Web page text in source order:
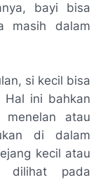
bayi bisa
masih dalam
si kecil bisa
Hal ini bahkan
menelan atau
di dalam
kecil atau
dilihat pada